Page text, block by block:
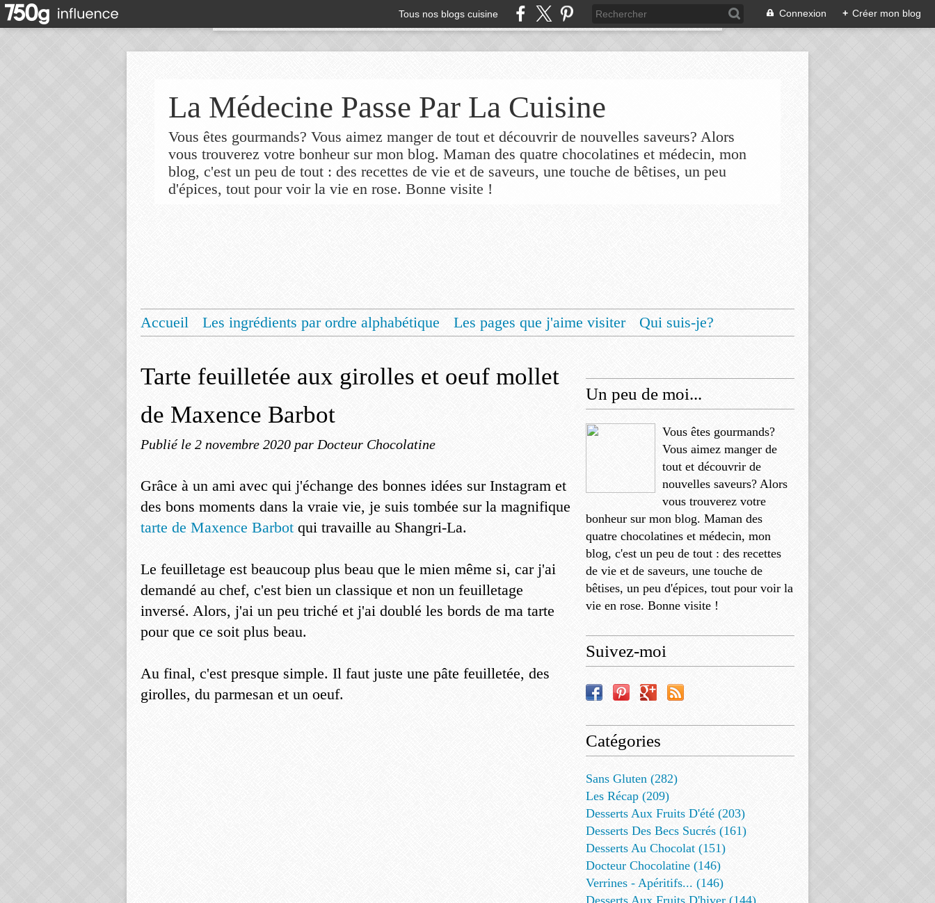
Tous nos blogs cuisine Connexion + Créer mon blog
La Médecine Passe Par La Cuisine
Vous êtes gourmands? Vous aimez manger de tout et découvrir de nouvelles saveurs? Alors
vous trouverez votre bonheur sur mon blog. Maman des quatre chocolatines et médecin, mon
blog, c'est un peu de tout : des recettes de vie et de saveurs, une touche de bêtises, un peu
d'épices, tout pour voir la vie en rose. Bonne visite !
Accueil Les ingrédients par ordre alphabétique Les pages que j'aime visiter
Qui suis-je?
Tarte feuilletée aux girolles et oeuf mollet
de Maxence Barbot
Publié le 2 novembre 2020 par Docteur Chocolatine
Grâce à un ami avec qui j'échange des bonnes idées sur Instagram et
des bons moments dans la vraie vie, je suis tombée sur la magnifique
tarte de Maxence Barbot qui travaille au Shangri-La.
Le feuilletage est beaucoup plus beau que le mien même si, car j'ai
demandé au chef, c'est bien un classique et non un feuilletage
inversé. Alors, j'ai un peu triché et j'ai doublé les bords de ma tarte
pour que ce soit plus beau.
Au final, c'est presque simple. Il faut juste une pâte feuilletée, des
girolles, du parmesan et un oeuf.
Un peu de moi...
Vous êtes gourmands?
Vous aimez manger de
tout et découvrir de
nouvelles saveurs? Alors
vous trouverez votre
bonheur sur mon blog. Maman des
quatre chocolatines et médecin, mon
blog, c'est un peu de tout : des recettes
de vie et de saveurs, une touche de
bêtises, un peu d'épices, tout pour voir la
vie en rose. Bonne visite !
Suivez-moi
Catégories
Sans Gluten (282)
Les Récap (209)
Desserts Aux Fruits D'été (203)
Desserts Des Becs Sucrés (161)
Desserts Au Chocolat (151)
Docteur Chocolatine (146)
Verrines - Apéritifs... (146)
Desserts Aux Fruits D'hiver (144)